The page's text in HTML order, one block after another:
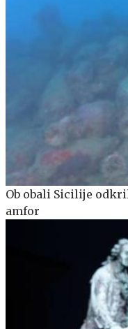
Ob obali Sicilije
amfor